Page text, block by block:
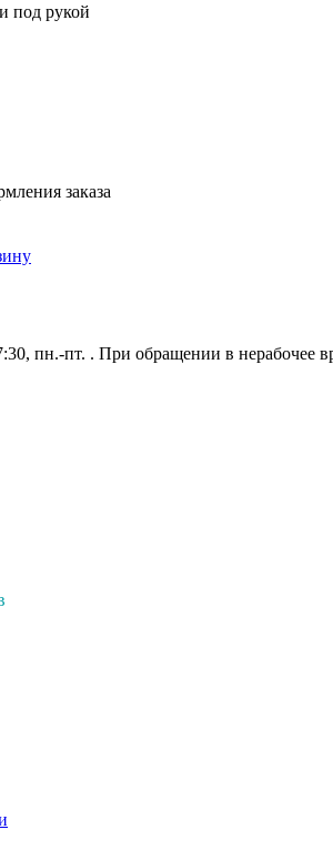
под рукой
заказа
пн.-пт. . При обращении в нерабочее